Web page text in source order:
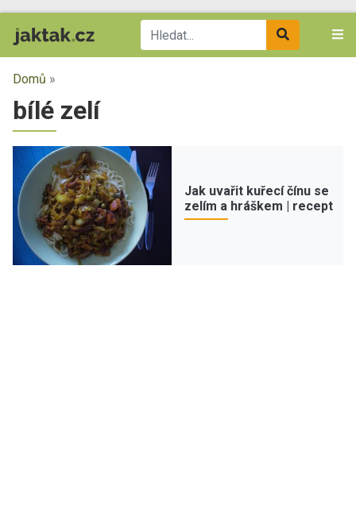
Domů »
bílé zelí
Jak uvařit kuřecí čínu se
zelím a hráškem | recept